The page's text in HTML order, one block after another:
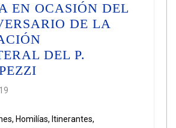
EN OCASIÓN DEL
DE LA
DEL P.
, Homilías, Itinerantes,